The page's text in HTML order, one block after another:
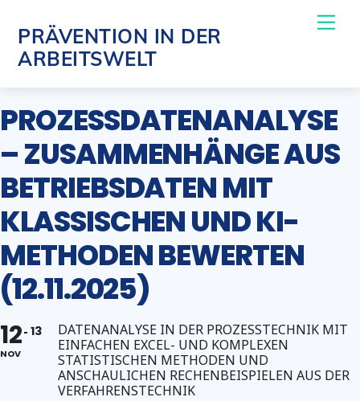
content
PRÄVENTION IN DER
ARBEITSWELT
PROZESSDATENANALYSE
– ZUSAMMENHÄNGE AUS
BETRIEBSDATEN MIT
KLASSISCHEN UND KI-
METHODEN BEWERTEN
(12.11.2025)
12
NOV
13
DATENANALYSE IN DER PROZESSTECHNIK MIT
EINFACHEN EXCEL- UND KOMPLEXEN
STATISTISCHEN METHODEN UND
ANSCHAULICHEN RECHENBEISPIELEN AUS DER
VERFAHRENSTECHNIK